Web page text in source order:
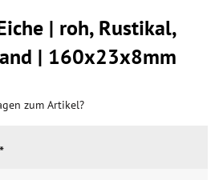
| roh, Rustikal,
| 160x23x8mm
zum Artikel?